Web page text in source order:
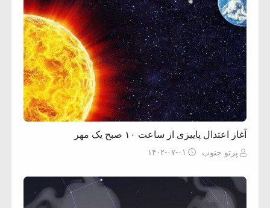
آغاز اعتدال پاییزی از ساعت ۱۰ صبح یک مهر
پرتو جنوب ۱۴۰۲-۰۷-۰۱